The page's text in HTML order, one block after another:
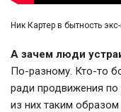
Ник Картер в бытность
А зачем люди
По-разному. Кто-то
ради продвижения по
из них таким